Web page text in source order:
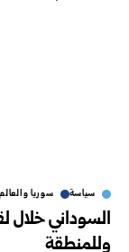
سياسة سوريا والعالم
السوداني خلال
وللمنطقة